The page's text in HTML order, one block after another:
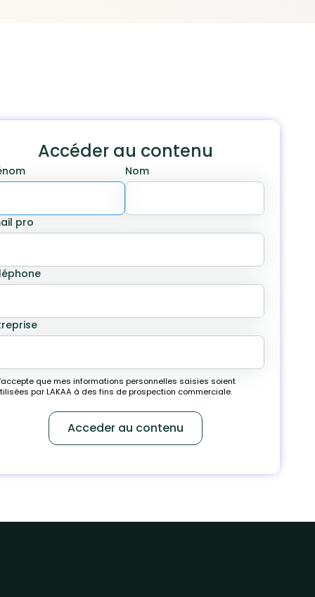
Accéder au contenu
Nom
pro
que mes informations personnelles saisies soient
par LAKAA à des fins de prospection commerciale.